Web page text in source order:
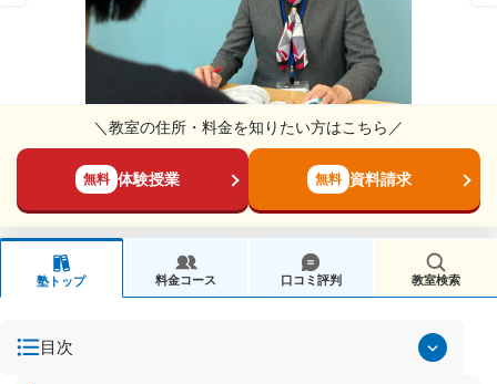
＼教室の住所・料金を知りたい方はこちら／
無料 体験授業 無料 資料請求
塾トップ 料金コース 口コミ評判 教室検索
目次